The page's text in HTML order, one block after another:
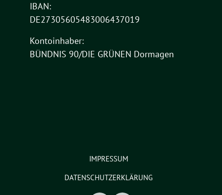
IBAN:
DE27305605483006437019
Kontoinhaber:
BÜNDNIS 90/DIE GRÜNEN Dormagen
IMPRESSUM
DATENSCHUTZERKLÄRUNG